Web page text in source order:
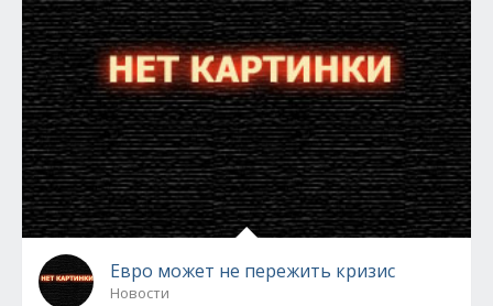
Евро может не пережить кризис
Новости